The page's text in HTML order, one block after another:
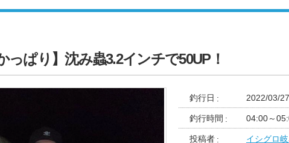
っぱり】沈み蟲3.2インチで50UP！
釣行日 2022/03/27
釣行時間 04:00～
投稿者 イシグロ